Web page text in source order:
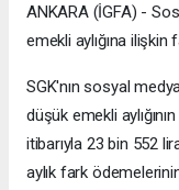
ANKARA (İGFA) -
emekli aylığına ilişkin
SGK'nın sosyal
düşük emekli
itibarıyla 23 bin 552
aylık fark